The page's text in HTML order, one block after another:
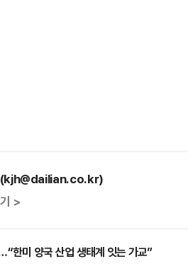
(kjh@dailian.co.kr)
>
한미 양국 산업 생태계 잇는 가교”